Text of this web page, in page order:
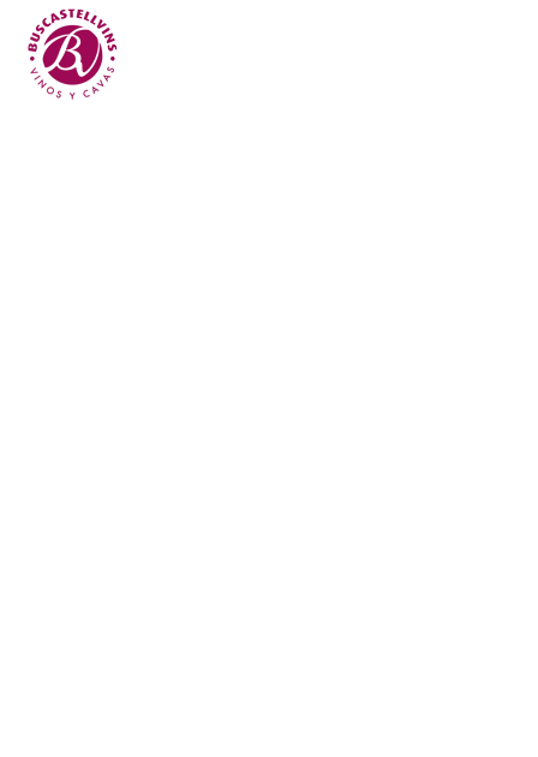
Skip to main content